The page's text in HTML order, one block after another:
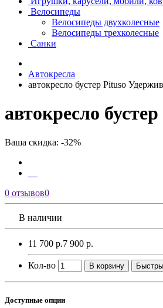
Велосипеды
Велосипеды двухколесные
Велосипеды трехколесные
Санки
Автокресла
автокресло бустер Pituso
автокресло
Ваша скидка: -32%
0 отзывов0
В наличии
11 700 р.7 900 р.
Кол-во В корзину
Доступные опции